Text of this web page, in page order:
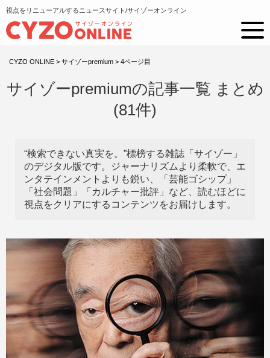
視点をリニューアルするニュースサイト/サイゾーオンライン
CYZO ONLINE > サイゾーpremium > 4ページ目
サイゾーpremiumの記事一覧 まとめ
(81件)
“検索できない真実を。”標榜する雑誌「サイゾー」
のデジタル版です。ジャーナリズムより柔軟で、エ
ンタテインメントよりも鋭い、「芸能ゴシップ」
「社会問題」「カルチャー批評」など、読むほどに
視点をクリアにするコンテンツをお届けします。